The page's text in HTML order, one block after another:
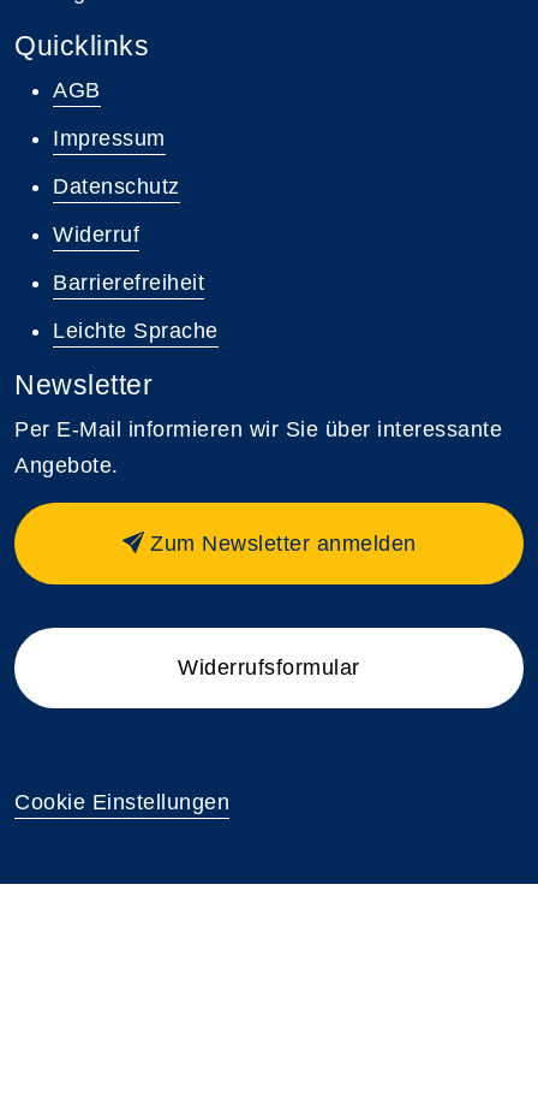
Quicklinks
AGB
Impressum
Datenschutz
Widerruf
Barrierefreiheit
Leichte Sprache
Newsletter
Per E-Mail informieren wir Sie über interessante
Angebote.
Zum Newsletter anmelden
Widerrufsformular
Cookie Einstellungen